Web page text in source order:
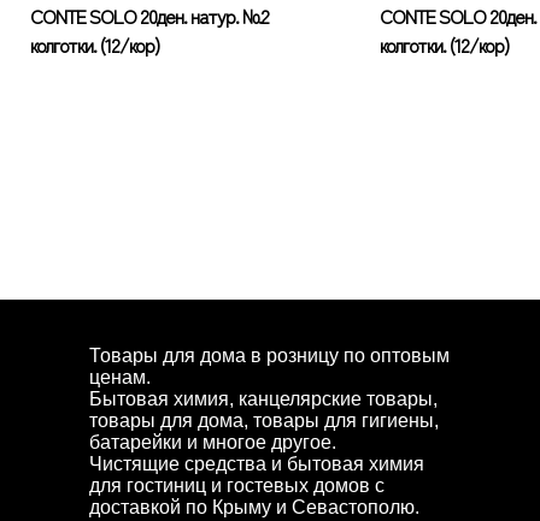
CONTE SOLO 20ден. натур. №2
колготки. (12/кор)
CONTE SOLO
колготки. (12/кор)
Товары для дома в розницу по оптовым
ценам.
Бытовая химия, канцелярские товары,
товары для дома, товары для гигиены,
батарейки и многое другое.
Чистящие средства и бытовая химия
для гостиниц и гостевых домов с
доставкой по Крыму и Севастополю.